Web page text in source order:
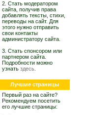
2. Стать модератором
сайта, получив права
добавлять тексты, стихи,
переводы на сайт. Для
этого нужно отправить
свои контакты
администратору сайта.
3. Стать спонсором или
партнером сайта.
Подробности можно
узнать здесь
Лучшие страницы
Первый раз на сайте?
Рекомендуем посетить
его лучшие страницы: